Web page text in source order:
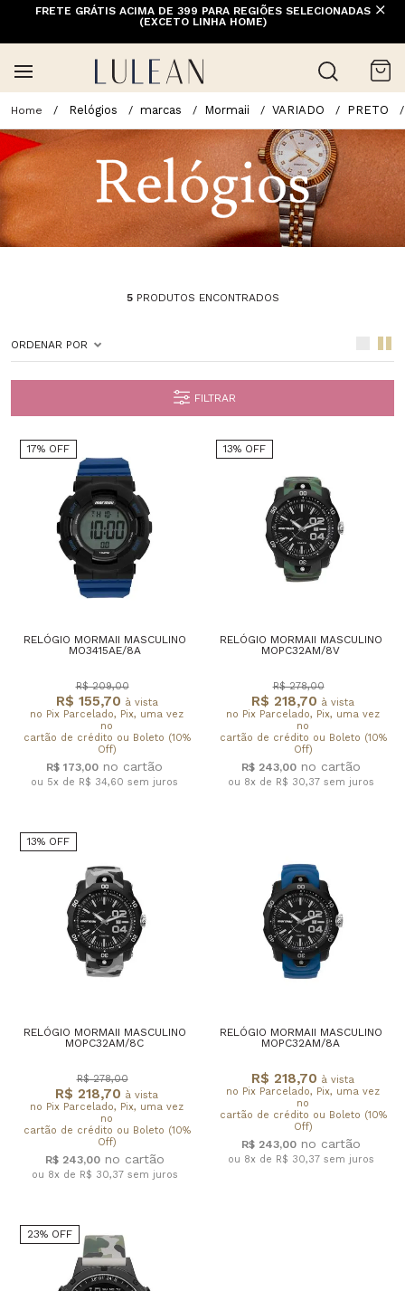
FRETE GRÁTIS ACIMA DE 399 PARA REGIÕES SELECIONADAS
(EXCETO LINHA HOME)
Relógios marcas Mormaii VARIADO PRETO
5PRODUTOS ENCONTRADOS
ORDENAR POR
FILTRAR
17% OFF
RELÓGIO MORMAII MASCULINO
MO3415AE/8A
R$ 155,70 à vista
no Pix Parcelado, Pix, uma vez
no
cartão de crédito ou Boleto (10%
Off)
R$ 209,00
R$ 173,00
ou 5x de R$ 34,60 sem juros
13% OFF
RELÓGIO MORMAII MASCULINO
MOPC32AM/8V
R$ 218,70 à vista
no Pix Parcelado, Pix, uma vez
no
cartão de crédito ou Boleto (10%
Off)
R$ 278,00
R$ 243,00
ou 8x de R$ 30,37 sem juros
13% OFF
RELÓGIO MORMAII MASCULINO
MOPC32AM/8C
R$ 218,70 à vista
no Pix Parcelado, Pix, uma vez
no
cartão de crédito ou Boleto (10%
Off)
R$ 278,00
R$ 243,00
ou 8x de R$ 30,37 sem juros
RELÓGIO MORMAII MASCULINO
MOPC32AM/8A
R$ 218,70 à vista
no Pix Parcelado, Pix, uma vez
no
cartão de crédito ou Boleto (10%
Off)
R$ 243,00
ou 8x de R$ 30,37 sem juros
23% OFF